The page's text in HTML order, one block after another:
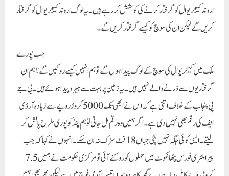
اروند کیجریوال کو گرفتار کرنے کی کوشش کر رہے ہیں۔ یہ لوگ اروند کیجریوال کو گرفتار
کریں گے لیکن ان کی سوچ کو کیسے گرفتار کریں گے۔
جب پورے
ملک میں کیجریوال کی سوچ کے لوگ پیدا ہوں گے تو ہم انہیں کیسے روکیں گے؟ ہم ان
گرفتاریوں سے ڈرنے والے نہیں ہیں۔ یہ زمین پر بہت سے ہیرو پیدا ہوئے ہیں۔ بی جے
پی پنجاب کے خلاف اتنی ہے کہ اس نے ابھی تک 5000 کروڑ روپے سے زیادہ آر ڈی
ایف کی رقم بھی نہیں دی ہے۔ اگر ہمیں وہ رقم مل جاتی تو ہم پنڈ کو پوری طرح پالش کر
لیتے۔ ایسی کوئی جگہ نہیں بچی جہاں 18 فٹ سڑک نہ بن سکے۔ انہوں نے کہا کہ جب
پیرا ملٹری فورس پٹھانکوٹ میں حملوں کو روکنے آئی تو مرکزی حکومت نے ہمیں 7.5